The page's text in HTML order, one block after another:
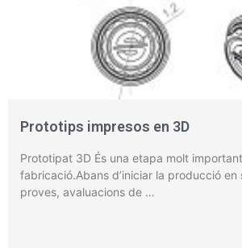
Prototips impresos en 3D
Prototipat 3D És una etapa molt
fabricació.Abans d’iniciar la producció en
proves, avaluacions de …